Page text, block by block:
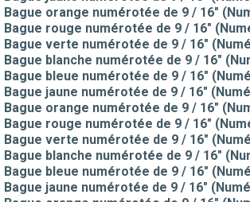
Bague orange numérotée de 9 / 16"
Bague rouge numérotée de 9 / 16"
Bague verte numérotée de 9 / 16"
Bague blanche numérotée de 9 / 16"
Bague bleue numérotée de 9 / 16"
Bague jaune numérotée de 9 / 16"
Bague orange numérotée de 9 / 16"
Bague rouge numérotée de 9 / 16"
Bague verte numérotée de 9 / 16"
Bague blanche numérotée de 9 / 16"
Bague bleue numérotée de 9 / 16"
Bague jaune numérotée de 9 / 16"